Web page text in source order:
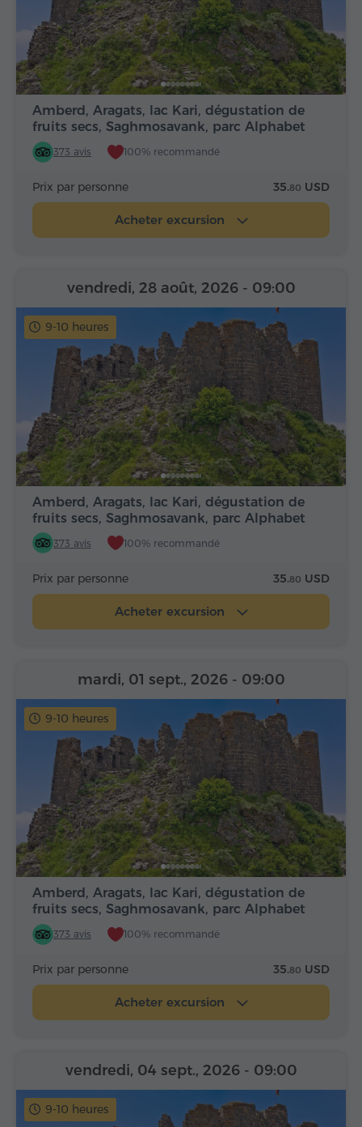
Amberd, Aragats, lac Kari, dégustation de
fruits secs, Saghmosavank, parc Alphabet
373 avis 100% recommandé
Prix par personne 35.80 USD
Acheter excursion
9-10 heures
Amberd, Aragats, lac Kari, dégustation de
fruits secs, Saghmosavank, parc Alphabet
373 avis 100% recommandé
vendredi, 28 août, 2026 - 09:00
Prix par personne 35.80 USD
Acheter excursion
9-10 heures
Amberd, Aragats, lac Kari, dégustation de
fruits secs, Saghmosavank, parc Alphabet
373 avis 100% recommandé
mardi, 01 sept., 2026 - 09:00
Prix par personne 35.80 USD
Acheter excursion
9-10 heures
vendredi, 04 sept., 2026 - 09:00